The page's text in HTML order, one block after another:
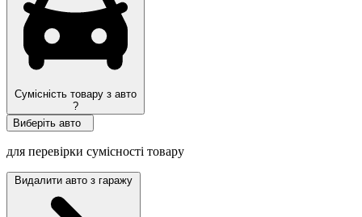
Сумісність товару з авто
?
Виберіть авто
для перевірки сумісності товару
Видалити авто з гаражу